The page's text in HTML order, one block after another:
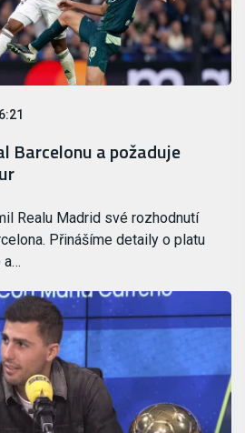
Barcelonu a požaduje
Realu Madrid své rozhodnutí
Přinášíme detaily o platu
a…